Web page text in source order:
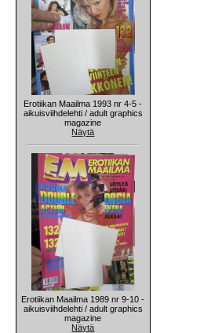
Erotiikan Maailma 1993 nr 4-5 -
aikuisviihdelehti / adult graphics
magazine
Näytä
Erotiikan Maailma 1989 nr 9-10 -
aikuisviihdelehti / adult graphics
magazine
Näytä